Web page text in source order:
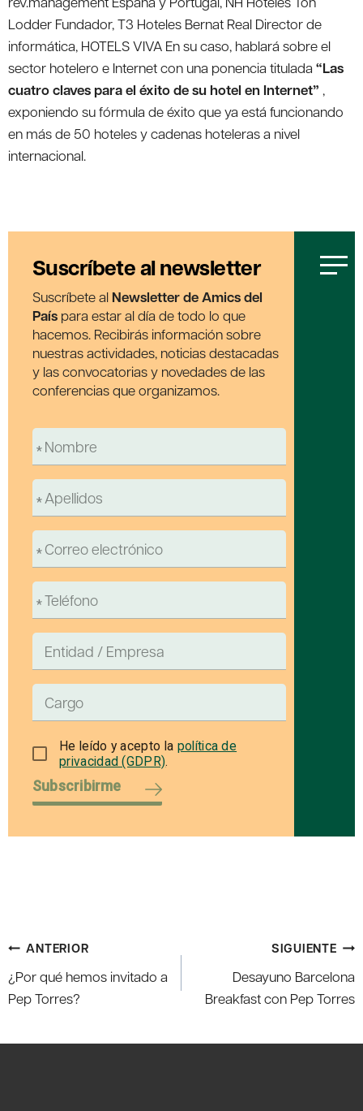
Lodder Fundador, T3 Hoteles Bernat Real Director de
informática, HOTELS VIVA En su caso, hablará sobre el
sector hotelero e Internet con una ponencia titulada “Las
cuatro claves para el éxito de su hotel en Internet” ,
exponiendo su fórmula de éxito que ya está funcionando
en más de 50 hoteles y cadenas hoteleras a nivel
internacional.
Suscríbete al newsletter
Suscríbete al Newsletter de Amics del
País para estar al día de todo lo que
hacemos. Recibirás información sobre
nuestras actividades, noticias destacadas
y las convocatorias y novedades de las
conferencias que organizamos.
He leído y acepto la política de
privacidad (GDPR).
Subscribirme
Navegación
de
entradas
ANTERIOR
¿Por qué hemos invitado a
Pep Torres?
SIGUIENTE
Desayuno Barcelona
Breakfast con Pep Torres